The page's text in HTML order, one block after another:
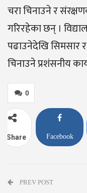
चरा चिनाउने र
गरिरहेका छन् ।
पढाउनेदेखि सिमसार
चिनाउने प्रशंसनीय
0
Share Facebook
PREV POST